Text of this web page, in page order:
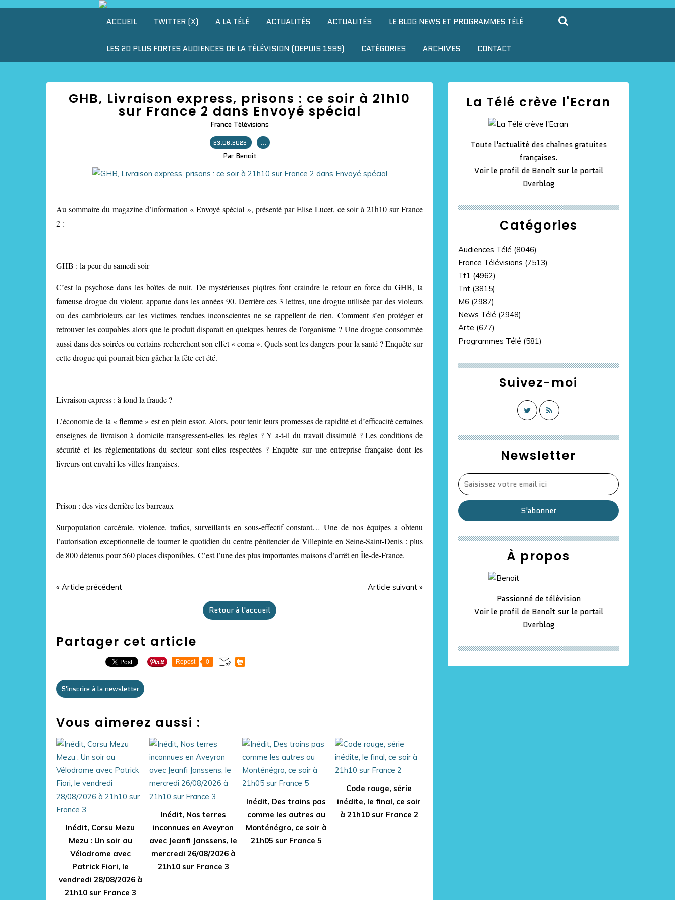
ACCUEIL TWITTER (X) A LA TÉLÉ ACTUALITÉS ACTUALITÉS LE BLOG NEWS ET PROGRAMMES TÉLÉ
LES 20 PLUS FORTES AUDIENCES DE LA TÉLÉVISION (DEPUIS 1989) CATÉGORIES ARCHIVES CONTACT
GHB, Livraison express, prisons : ce soir à 21h10
sur France 2 dans Envoyé spécial
France Télévisions
23.06.2022 …
Par Benoît
Au sommaire du magazine d’information « Envoyé spécial », présenté par Elise Lucet, ce soir à 21h10 sur France
2 :
GHB : la peur du samedi soir
C’est la psychose dans les boîtes de nuit. De mystérieuses piqûres font craindre le retour en force du GHB, la
fameuse drogue du violeur, apparue dans les années 90. Derrière ces 3 lettres, une drogue utilisée par des violeurs
ou des cambrioleurs car les victimes rendues inconscientes ne se rappellent de rien. Comment s’en protéger et
retrouver les coupables alors que le produit disparait en quelques heures de l’organisme ? Une drogue consommée
aussi dans des soirées ou certains recherchent son effet « coma ». Quels sont les dangers pour la santé ? Enquête sur
cette drogue qui pourrait bien gâcher la fête cet été.
Livraison express : à fond la fraude ?
L’économie de la « flemme » est en plein essor. Alors, pour tenir leurs promesses de rapidité et d’efficacité certaines
enseignes de livraison à domicile transgressent-elles les règles ? Y a-t-il du travail dissimulé ? Les conditions de
sécurité et les réglementations du secteur sont-elles respectées ? Enquête sur une entreprise française dont les
livreurs ont envahi les villes françaises.
Prison : des vies derrière les barreaux
Surpopulation carcérale, violence, trafics, surveillants en sous-effectif constant… Une de nos équipes a obtenu
l’autorisation exceptionnelle de tourner le quotidien du centre pénitencier de Villepinte en Seine-Saint-Denis : plus
de 800 détenus pour 560 places disponibles. C’est l’une des plus importantes maisons d’arrêt en Île-de-France.
« Article précédent Article suivant »
Retour à l'accueil
Partager cet article
Repost 0
S'inscrire à la newsletter
Vous aimerez aussi :
Inédit, Corsu Mezu
Mezu : Un soir au
Vélodrome avec
Patrick Fiori, le
vendredi 28/08/2026 à
21h10 sur France 3
Inédit, Nos terres
inconnues en Aveyron
avec Jeanfi Janssens, le
mercredi 26/08/2026 à
21h10 sur France 3
Inédit, Des trains pas
comme les autres au
Monténégro, ce soir à
21h05 sur France 5
Code rouge, série
inédite, le final, ce soir
à 21h10 sur France 2
Newsletter
Catégories
Audiences Télé (8046)
France Télévisions (7513)
Tf1 (4962)
Tnt (3815)
M6 (2987)
News Télé (2948)
Arte (677)
Programmes Télé (581)
La Télé crève l'Ecran
Toute l'actualité des chaînes gratuites
françaises.
Voir le profil de Benoît sur le portail
Overblog
Suivez-moi
À propos
Passionné de télévision
Voir le profil de Benoît sur le portail
Overblog